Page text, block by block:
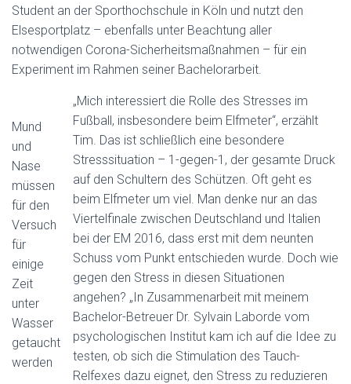
Student an der Sporthochschule in Köln und nutzt den
Elsesportplatz – ebenfalls unter Beachtung aller
notwendigen Corona-Sicherheitsmaßnahmen – für ein
Experiment im Rahmen seiner Bachelorarbeit.
Mund
und
Nase
müssen
für den
Versuch
für
einige
Zeit
unter
Wasser
getaucht
werden
„Mich interessiert die Rolle des Stresses im
Fußball, insbesondere beim Elfmeter“, erzählt
Tim. Das ist schließlich eine besondere
Stresssituation – 1-gegen-1, der gesamte Druck
auf den Schultern des Schützen. Oft geht es
beim Elfmeter um viel. Man denke nur an das
Viertelfinale zwischen Deutschland und Italien
bei der EM 2016, dass erst mit dem neunten
Schuss vom Punkt entschieden wurde. Doch wie
gegen den Stress in diesen Situationen
angehen? „In Zusammenarbeit mit meinem
Bachelor-Betreuer Dr. Sylvain Laborde vom
psychologischen Institut kam ich auf die Idee zu
testen, ob sich die Stimulation des Tauch-
Relfexes dazu eignet, den Stress zu reduzieren